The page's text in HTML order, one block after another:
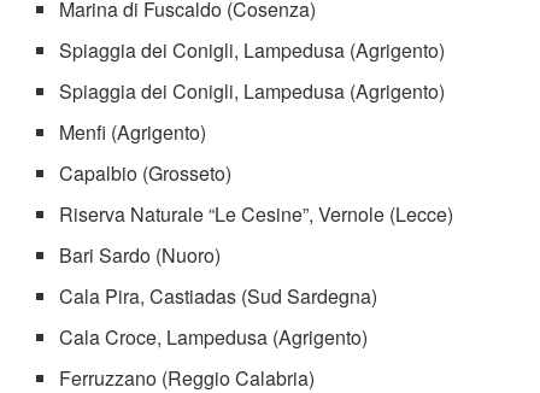
Marina di Fuscaldo (Cosenza)
Spiaggia dei Conigli, Lampedusa (Agrigento)
Spiaggia dei Conigli, Lampedusa (Agrigento)
Menfi (Agrigento)
Capalbio (Grosseto)
Riserva Naturale “Le Cesine”, Vernole (Lecce)
Bari Sardo (Nuoro)
Cala Pira, Castiadas (Sud Sardegna)
Cala Croce, Lampedusa (Agrigento)
Ferruzzano (Reggio Calabria)